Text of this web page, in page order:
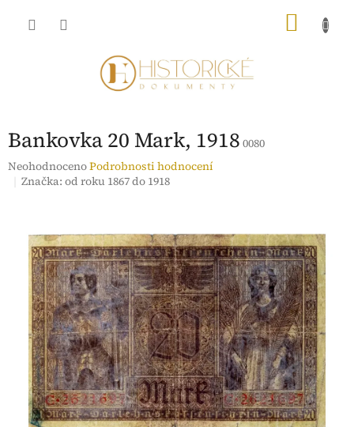
Bankovka 20 Mark, 1918 0080
Průměrné
hodnocení
hvězdiček.
NeohodnocenoPodrobnosti hodnocení
Značka:od roku 1867 do 1918